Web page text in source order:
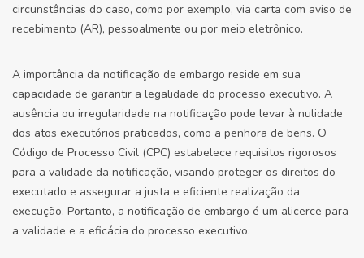
circunstâncias do caso, como por exemplo, via carta com aviso de
recebimento (AR), pessoalmente ou por meio eletrônico.
A importância da notificação de embargo reside em sua
capacidade de garantir a legalidade do processo executivo. A
ausência ou irregularidade na notificação pode levar à nulidade
dos atos executórios praticados, como a penhora de bens. O
Código de Processo Civil (CPC) estabelece requisitos rigorosos
para a validade da notificação, visando proteger os direitos do
executado e assegurar a justa e eficiente realização da
execução. Portanto, a notificação de embargo é um alicerce para
a validade e a eficácia do processo executivo.